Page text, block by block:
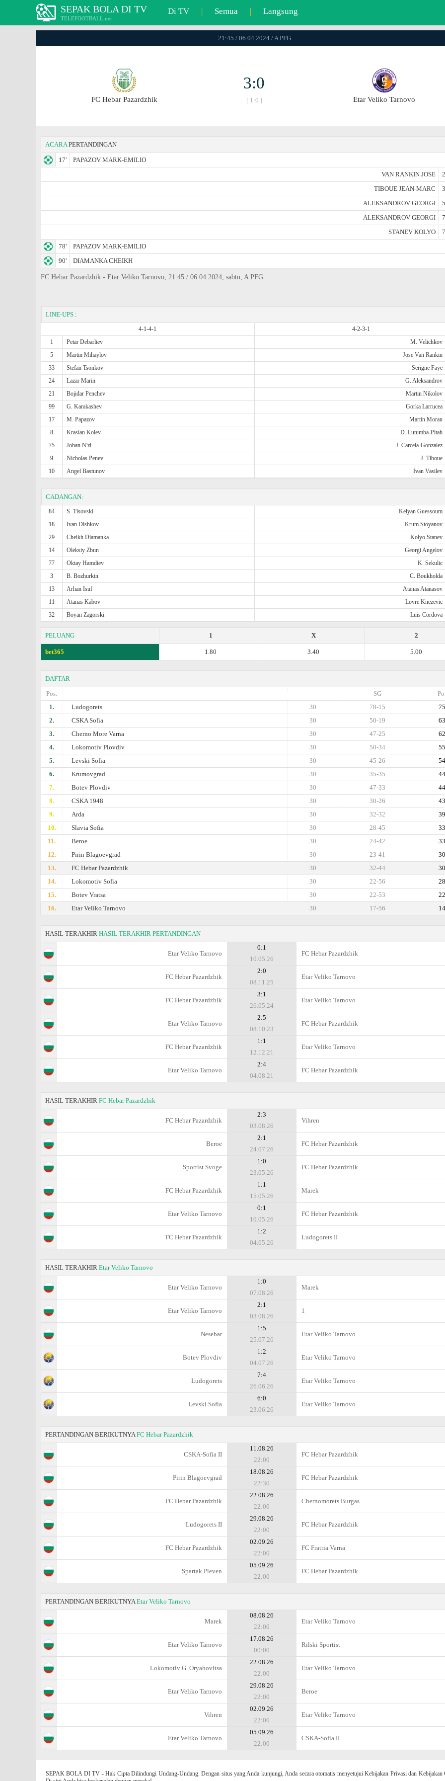
SEPAK BOLA DI TV
TELEFOOTBALL.net
Di TV | Semua | Langsung
21:45 / 06.04.2024 / A PFG
FC Hebar Pazardzhik
3:0
[ 1:0 ] Etar Veliko Tarnovo
ACARAPERTANDINGAN
17'
PAPAZOV MARK-EMILIO
VAN RANKIN JOSE
TIBOUE JEAN-MARC
ALEKSANDROV GEORGI
ALEKSANDROV GEORGI
STANEV KOLYO
78'
PAPAZOV MARK-EMILIO
90'
DIAMANKA CHEIKH
FC Hebar Pazardzhik - Etar Veliko Tarnovo, 21:45 / 06.04.2024, sabtu, A PFG
LINE-UPS :
4-1-4-1
4-2-3-1
1
Petar Debarliev
M. Velichkov
5
Martin Mihaylov
Jose Van Rankin
33
Stefan Tsonkov
Serigne Faye
24
Lazar Marin
G. Aleksandrov
21
Bojidar Penchev
Martin Nikolov
99
G. Karakashev
Gorka Larrucea
17
M. Papazov
Martin Moran
8
Krasian Kolev
D. Lutumba-Pitah
75
Johan N'zi
J. Carcela-Gonzalez
9
Nicholas Penev
J. Tiboue
10
Angel Bastunov Ivan Vasilev
CADANGAN:
84 S. Tisovski
Kelyan Guessoum
18
Ivan Dishkov
Krum Stoyanov
29
Cheikh Diamanka
Kolyo Stanev
14
Oleksiy Zbun
Georgi Angelov
77
Oktay Hamdiev
K. Sekulic
3
B. Bozhurkin
C. Boukholda
13
Arhan Isuf
Atanas Atanasov
11
Atanas Kabov
Lovre Knezevic
32
Boyan Zagorski Luis Cordova
PELUANG 2
X
1
bet365 5.00
3.40
1.80
DAFTAR
Pos.
SG
1.
Ludogorets 75
78-15
30
2.
CSKA Sofia 63
50-19
30
3.
Cherno More Varna 62
47-25
30
4.
Lokomotiv Plovdiv 55
50-34
30
5.
Levski Sofia 54
45-26
30
6.
Krumovgrad 44
35-35
30
7.
Botev Plovdiv 44
47-33
30
8.
CSKA 1948 43
30-26
30
9.
Arda 39
32-32
30
10.
Slavia Sofia 33
28-45
30
11.
Beroe 33
24-42
30
12.
Pirin Blagoevgrad 30
23-41
30
13.
FC Hebar Pazardzhik 30
32-44
30
14.
Lokomotiv Sofia 28
22-56
30
15.
Botev Vratsa 22
22-53
30
16.
Etar Veliko Tarnovo 14
17-56
30
HASIL TERAKHIR HASIL TERAKHIR PERTANDINGAN
Etar Veliko Tarnovo
0:1
10.05.26
FC Hebar Pazardzhik
FC Hebar Pazardzhik
2:0
08.11.25
Etar Veliko Tarnovo
FC Hebar Pazardzhik
3:1
26.05.24
Etar Veliko Tarnovo
Etar Veliko Tarnovo
2:5
08.10.23
FC Hebar Pazardzhik
FC Hebar Pazardzhik
1:1
12.12.21
Etar Veliko Tarnovo
Etar Veliko Tarnovo
2:4
04.08.21
FC Hebar Pazardzhik
HASIL TERAKHIR FC Hebar Pazardzhik
FC Hebar Pazardzhik
2:3
03.08.26
Vihren
Beroe
2:1
24.07.26
FC Hebar Pazardzhik
Sportist Svoge
1:0
23.05.26
FC Hebar Pazardzhik
FC Hebar Pazardzhik
1:1
15.05.26
Marek
Etar Veliko Tarnovo
0:1
10.05.26
FC Hebar Pazardzhik
FC Hebar Pazardzhik
1:2
04.05.26
Ludogorets II
HASIL TERAKHIR Etar Veliko Tarnovo
Etar Veliko Tarnovo
1:0
07.08.26
Marek
Etar Veliko Tarnovo
2:1
03.08.26
1
Nesebar
1:5
25.07.26
Etar Veliko Tarnovo
Botev Plovdiv
1:2
04.07.26
Etar Veliko Tarnovo
Ludogorets
7:4
26.06.26
Etar Veliko Tarnovo
Levski Sofia
6:0
23.06.26
Etar Veliko Tarnovo
PERTANDINGAN BERIKUTNYAFC Hebar Pazardzhik
CSKA-Sofiа II
11.08.26
22:00
FC Hebar Pazardzhik
Pirin Blagoevgrad
18.08.26
22:30
FC Hebar Pazardzhik
FC Hebar Pazardzhik
22.08.26
22:00
Chernomorets Burgas
Ludogorets II
29.08.26
22:00
FC Hebar Pazardzhik
FC Hebar Pazardzhik
02.09.26
22:00
FC Fratria Varna
Spartak Pleven
05.09.26
22:00
FC Hebar Pazardzhik
PERTANDINGAN BERIKUTNYAEtar Veliko Tarnovo
Marek
08.08.26
22:00
Etar Veliko Tarnovo
Etar Veliko Tarnovo
17.08.26
00:00
Rilski Sportist
Lokomotiv G. Oryahovitsa
22.08.26
22:00
Etar Veliko Tarnovo
Etar Veliko Tarnovo
29.08.26
22:00
Beroe
Vihren
02.09.26
22:00
Etar Veliko Tarnovo
Etar Veliko Tarnovo
05.09.26
22:00
CSKA-Sofiа II
SEPAK BOLA DI TV - Hak Cipta Dilindungi Undang-Undang. Dengan situs yang Anda kunjungi, Anda secara otomatis menyetujui Kebijakan Privasi dan Kebijakan